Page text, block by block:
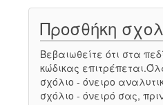
Προσθήκη
Βεβαιωθείτε ότι στα
κώδικας
σχόλιο - όνειρο
σχόλιο - όνειρό σας,